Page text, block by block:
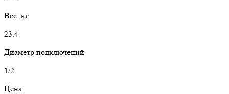
Вес, кг
23.4
Диаметр подключений
1/2
Цена